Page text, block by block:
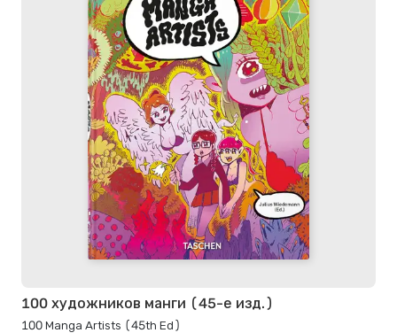
100 художников манги (45-е изд.)
100 Manga Artists (45th Ed)